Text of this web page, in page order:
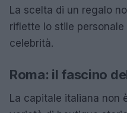
La scelta di un regalo
riflette lo stile
celebrità.
Roma: il fascino
La capitale italiana non